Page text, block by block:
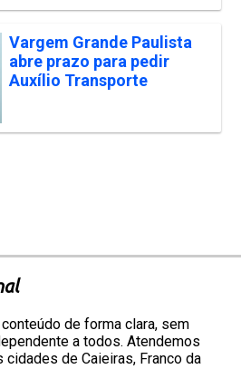
Vargem Grande Paulista
abre prazo para pedir
Auxílio Transporte
de forma clara, sem
a todos. Atendemos
de Caieiras, Franco da